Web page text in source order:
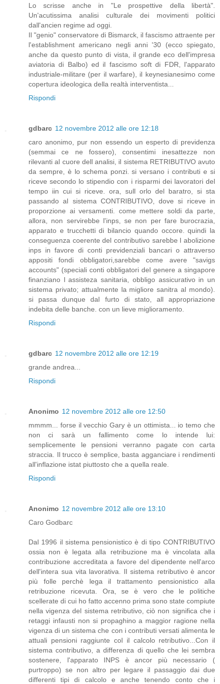
Lo scrisse anche in "Le prospettive della libertà".
Un'acutissima analisi culturale dei movimenti politici
dall'ancien regime ad oggi.
Il "genio" conservatore di Bismarck, il fascismo attraente per
l'establishment americano negli anni '30 (ecco spiegato,
anche da questo punto di vista, il grande eco dell'impresa
aviatoria di Balbo) ed il fascismo soft di FDR, l'apparato
industriale-militare (per il warfare), il keynesianesimo come
copertura ideologica della realtà interventista...
Rispondi
gdbarc 12 novembre 2012 alle ore 12:18
caro anonimo, pur non essendo un esperto di previdenza
(semmai ce ne fossero), consentimi inesattezze non
rilevanti al cuore dell analisi, il sistema RETRIBUTIVO avuto
da sempre, è lo schema ponzi. si versano i contributi e si
riceve secondo lo stipendio con i risparmi dei lavoratori del
tempo iin cui si riceve. ora, sull orlo del baratro, si sta
passando al sistema CONTRIBUTIVO, dove si riceve in
proporzione ai versamenti. come mettere soldi da parte,
allora, non servirebbe l'inps, se non per fare burocrazia,
apparato e trucchetti di bilancio quando occore. quindi la
conseguenza coerente del contributivo sarebbe l abolizione
inps in favore di conti previdenziali bancari o attraverso
appositi fondi obbligatori,sarebbe come avere "savigs
accounts" (speciali conti obbligatori del genere a singapore
finanziano l assisteza sanitaria, obbligo assicurativo in un
sistema privato; attualmente la migliore sanitra al mondo).
si passa dunque dal furto di stato, all appropriazione
indebita delle banche. con un lieve miglioramento.
Rispondi
gdbarc 12 novembre 2012 alle ore 12:19
grande andrea...
Rispondi
Anonimo 12 novembre 2012 alle ore 12:50
mmmm... forse il vecchio Gary è un ottimista... io temo che
non ci sarà un fallimento come lo intende lui:
semplicemente le pensioni verranno pagate con carta
straccia. Il trucco è semplice, basta agganciare i rendimenti
all'inflazione istat piuttosto che a quella reale.
Rispondi
Anonimo 12 novembre 2012 alle ore 13:10
Caro Godbarc
Dal 1996 il sistema pensionistico è di tipo CONTRIBUTIVO
ossia non è legata alla retribuzione ma è vincolata alla
contribuzione accreditata a favore del dipendente nell'arco
dell'intera sua vita lavorativa. Il sistema retributivo è ancor
più folle perchè lega il trattamento pensionistico alla
retribuzione ricevuta. Ora, se è vero che le politiche
scellerate di cui ho fatto accenno prima sono state compiute
nella vigenza del sistema retributivo, ciò non significa che i
retaggi infausti non si propaghino a maggior ragione nella
vigenza di un sistema che con i contributi versati alimenta le
attuali pensioni raggiunte col il calcolo retributivo...Con il
sistema contributivo, a differenza di quello che lei sembra
sostenere, l'apparato INPS è ancor più necessario (
purtroppo) se non altro per legare il passaggio dai due
differenti tipi di calcolo e anche tenendo conto che i